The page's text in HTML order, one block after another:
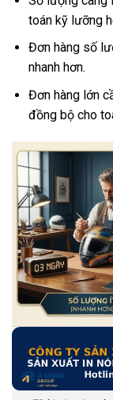
toán kỹ lưỡng
Đơn hàng số
nhanh hơn.
Đơn hàng lớn
đồng bộ cho